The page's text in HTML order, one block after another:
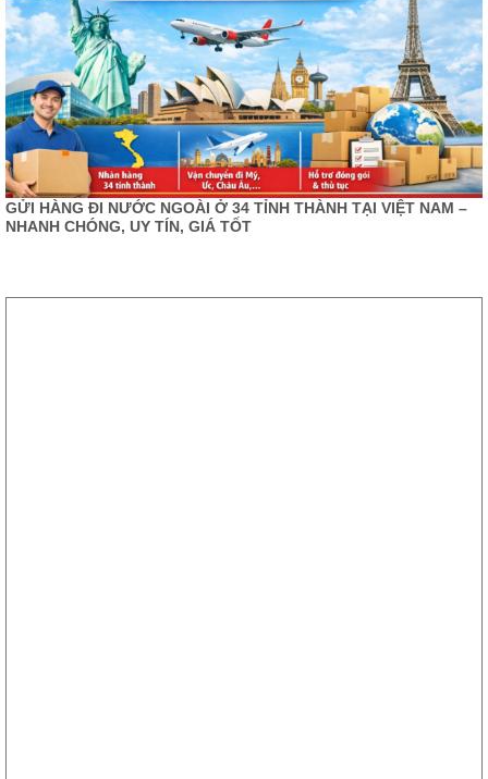
GỬI HÀNG ĐI NƯỚC NGOÀI Ở 34 TỈNH THÀNH TẠI VIỆT NAM –
NHANH CHÓNG, UY TÍN, GIÁ TỐT